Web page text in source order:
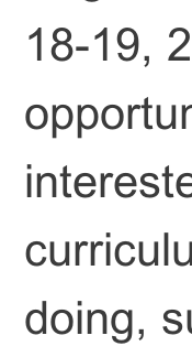
18-19,
doing,